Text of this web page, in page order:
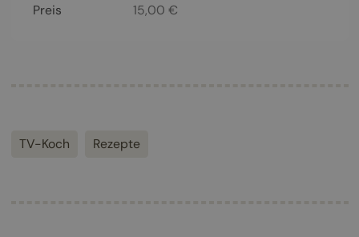
Preis
15,00 €
TV-Koch Rezepte